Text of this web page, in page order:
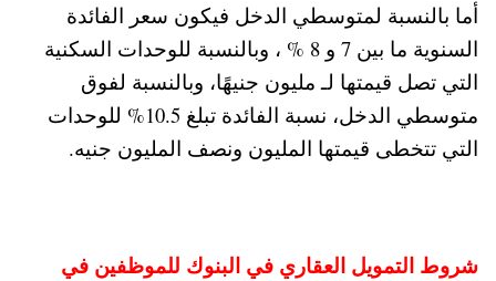
أما بالنسبة لمتوسطي الدخل فيكون سعر الفائدة
السنوية ما بين 7 و 8 % ، وبالنسبة للوحدات السكنية
التي تصل قيمتها لـ مليون جنيهًا، وبالنسبة لفوق
متوسطي الدخل، نسبة الفائدة تبلغ 10.5% للوحدات
التي تتخطى قيمتها المليون ونصف المليون جنيه.
شروط التمويل العقاري في البنوك للموظفين في